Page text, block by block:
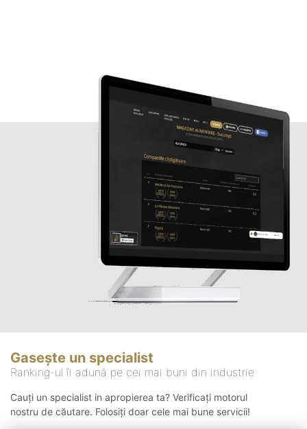
Gasește un specialist
Ranking-ul îi adună pe cei mai buni din industrie
Cauți un specialist in apropierea ta? Verificați motorul
nostru de căutare. Folosiți doar cele mai bune servicii!